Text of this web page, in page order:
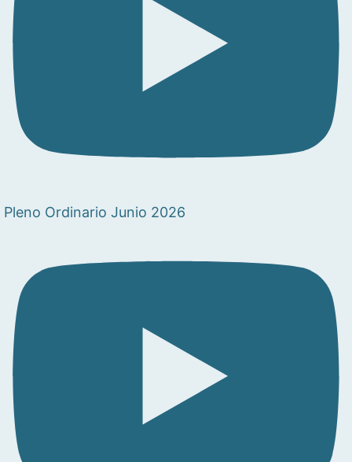
Pleno Ordinario Junio 2026